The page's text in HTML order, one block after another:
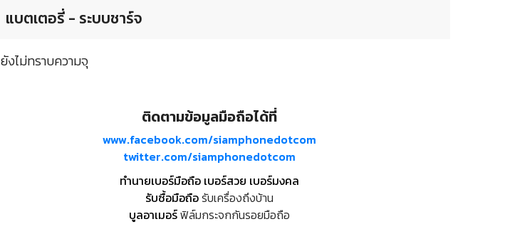
แบตเตอรี่ - ระบบชาร์จ
ยังไม่ทราบความจุ
ติดตามข้อมูลมือถือได้ที่
www.facebook.com/siamphonedotcom
twitter.com/siamphonedotcom
ทำนายเบอร์มือถือ เบอร์สวย เบอร์มงคล
รับซื้อมือถือรับเครื่องถึงบ้าน
บูลอาเมอร์ฟิล์มกระจกกันรอยมือถือ